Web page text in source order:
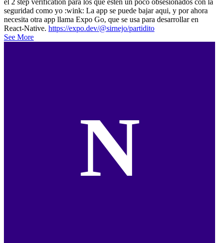
el 2 step verification para los que estén un poco obsesionados con la
seguridad como yo :wink: La app se puede bajar aqui, y por ahora
necesita otra app llama Expo Go, que se usa para desarrollar en
React-Native. https://expo.dev/@sirnejo/partidito
See More
N